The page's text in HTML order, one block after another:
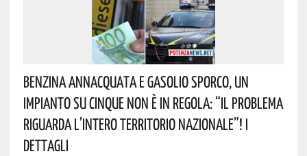
Benzina Annacquata E Gasolio Sporco, Un
Impianto Su Cinque Non È In Regola: “il Problema
Riguarda L’intero Territorio Nazionale”! I
Dettagli